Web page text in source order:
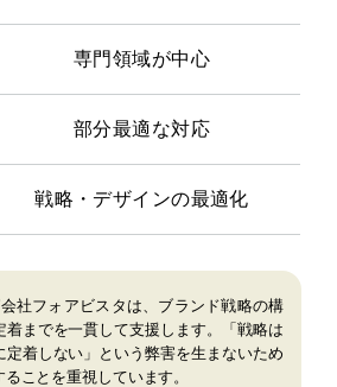
専門領域が中心
部分最適な対応
戦略・デザインの最適化
社フォアビスタは、ブランド戦略の構
着までを一貫して支援します。「戦略は
定着しない」という弊害を生まないため
ことを重視しています。